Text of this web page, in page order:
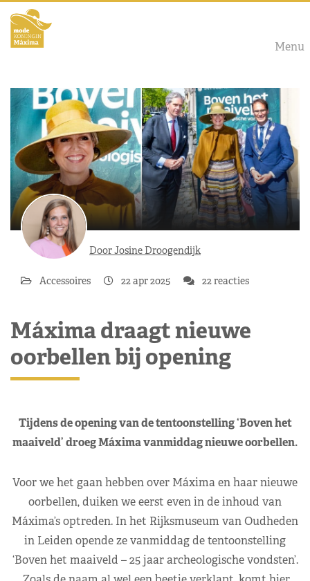
Menu
Door Josine Droogendijk
Accessoires 22 apr 2025 22 reacties
Máxima draagt nieuwe
oorbellen bij opening
Tijdens de opening van de tentoonstelling ‘Boven het
maaiveld’ droeg Máxima vanmiddag nieuwe oorbellen.
Voor we het gaan hebben over Máxima en haar nieuwe
oorbellen, duiken we eerst even in de inhoud van
Máxima’s optreden. In het Rijksmuseum van Oudheden
in Leiden opende ze vanmiddag de tentoonstelling
‘Boven het maaiveld – 25 jaar archeologische vondsten’.